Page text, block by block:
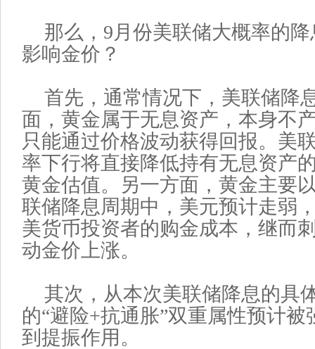
那么，9月份美联储大概率的
影响金价？
首先，通常情况下，美联储降
面，黄金属于无息资产，本身不
只能通过价格波动获得回报。美
率下行将直接降低持有无息资产
黄金估值。另一方面，黄金主要
联储降息周期中，美元预计走弱
美货币投资者的购金成本，继而
动金价上涨。
其次，从本次美联储降息的具
的“避险+抗通胀”双重属性预计
到提振作用。